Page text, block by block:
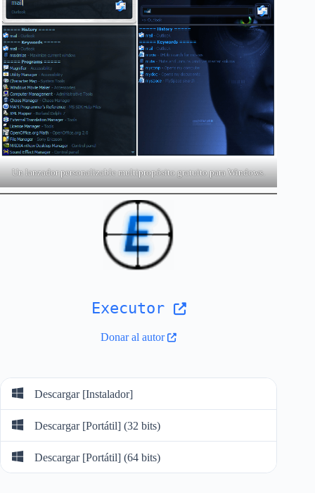
Un lanzador personalizable multipropósito gratuito para Windows.
Executor
Donar al autor
Descargar [Instalador]
Descargar [Portátil] (32 bits)
Descargar [Portátil] (64 bits)